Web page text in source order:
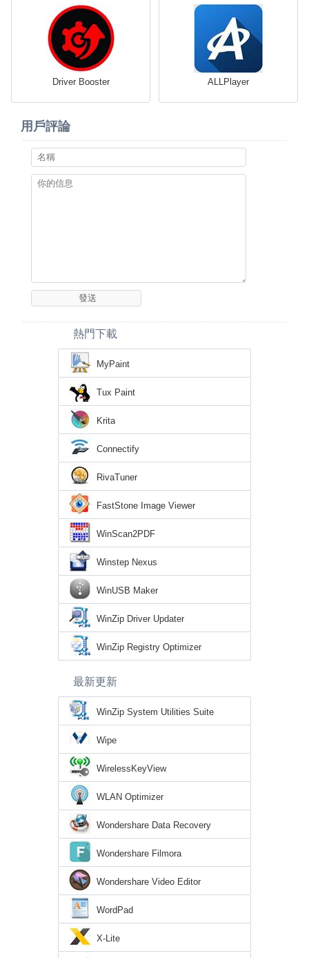
Driver Booster ALLPlayer
用戶評論
熱門下載
MyPaint
Tux Paint
Krita
Connectify
RivaTuner
FastStone Image Viewer
WinScan2PDF
Winstep Nexus
WinUSB Maker
WinZip Driver Updater
WinZip Registry Optimizer
最新更新
WinZip System Utilities Suite
Wipe
WirelessKeyView
WLAN Optimizer
Wondershare Data Recovery
Wondershare Filmora
Wondershare Video Editor
WordPad
X-Lite